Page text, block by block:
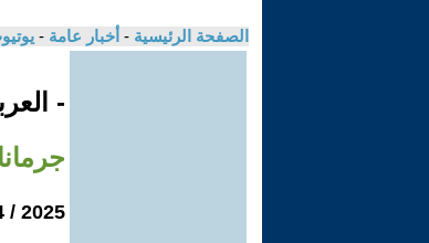
الصفحة الرئيسية - أخبار عامة -
-
2025 / 4 / 29